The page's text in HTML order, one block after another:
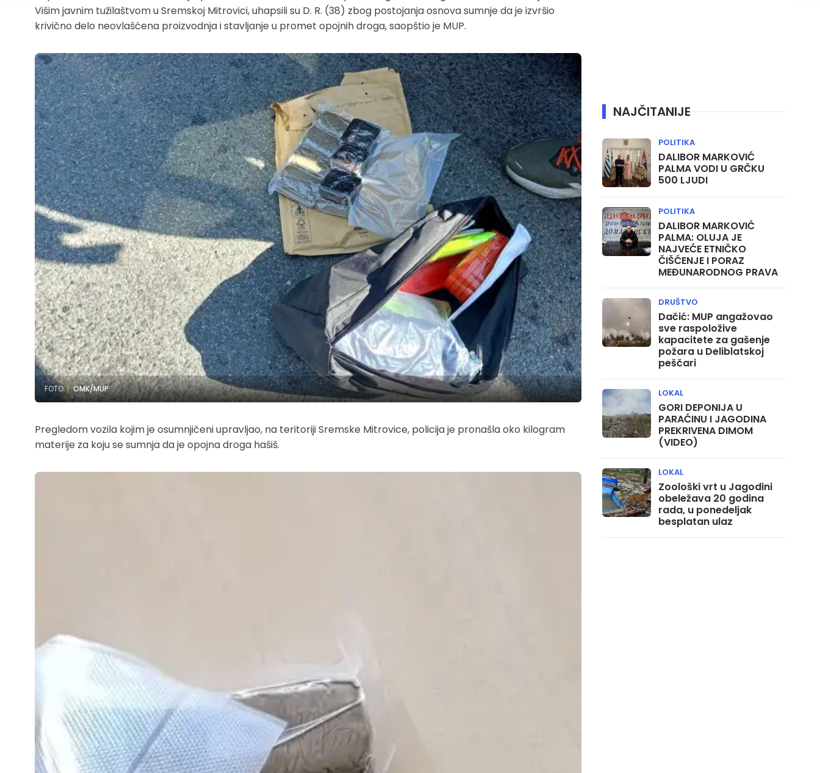
Višim javnim tužilaštvom u Sremskoj Mitrovici, uhapsili su D. R. (38) zbog postojanja osnova sumnje da je izvršio
krivično delo neovlašćena proizvodnja i stavljanje u promet opojnih droga, saopštio je MUP.
FOTO OMK/MUP
Pregledom vozila kojim je osumnjičeni upravljao, na teritoriji Sremske Mitrovice, policija je pronašla oko kilogram
materije za koju se sumnja da je opojna droga hašiš.
NAJČITANIJE
DALIBOR MARKOVIĆ
PALMA VODI U GRČKU
500 LJUDI
POLITIKA
DALIBOR MARKOVIĆ
PALMA: OLUJA JE
NAJVEĆE ETNIČKO
ČIŠĆENJE I PORAZ
MEĐUNARODNOG PRAVA
POLITIKA
Dačić: MUP angažovao
sve raspoložive
kapacitete za gašenje
požara u Deliblatskoj
peščari
DRUŠTVO
GORI DEPONIJA U
PARAĆINU I JAGODINA
PREKRIVENA DIMOM
(VIDEO)
LOKAL
Zoološki vrt u Jagodini
obeležava 20 godina
rada, u ponedeljak
besplatan ulaz
LOKAL